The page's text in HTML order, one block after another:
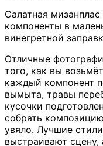
Салатная
компоненты в
винегретной
Отличные
того, как вы
каждый компонент
вымыта, травы
кусочки
собрать
увяло. Лучшие
выстраивают